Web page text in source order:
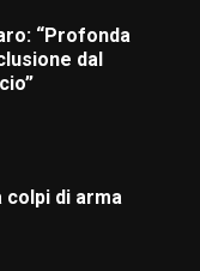
“Profonda
dal
di arma